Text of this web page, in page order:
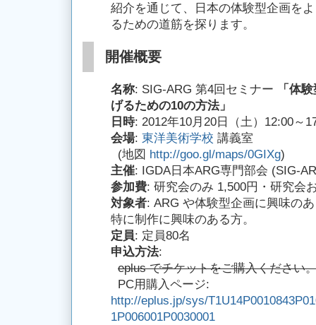
紹介を通じて、日本の体験型企画を
るための道筋を探ります。
開催概要
名称: SIG-ARG 第4回セミナー
「体
げるための10の方法」
日時: 2012年10月20日（土）12:00～
会場: 東洋美術学校 講義室
(地図 http://goo.gl/maps/0GIXg)
主催: IGDA日本ARG専門部会 (SIG-
参加費: 研究会のみ 1,500円・研究会
対象者: ARG や体験型企画に興味の
特に制作に興味のある方。
定員: 定員80名
申込方法:
eplus でチケットをご購入ください
PC用購入ページ:
http://eplus.jp/sys/
1P006001P0030001